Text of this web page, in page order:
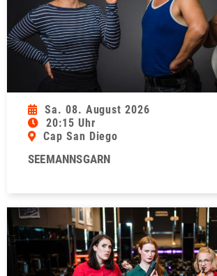
Sa. 08. August 2026
20:15 Uhr
Cap San Diego
SEEMANNSGARN